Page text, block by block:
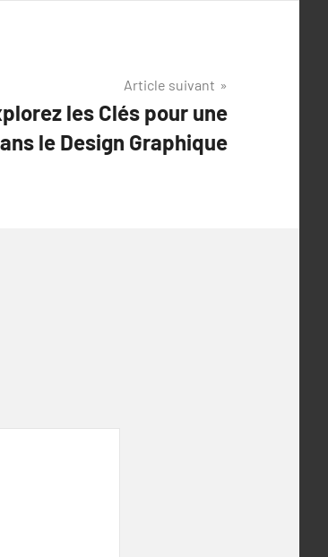
Article suivant
les Clés pour une
le Design Graphique